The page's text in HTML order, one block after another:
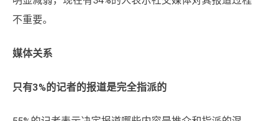
不重要。
媒体关系
只有3%的记者的报道是完全指派的